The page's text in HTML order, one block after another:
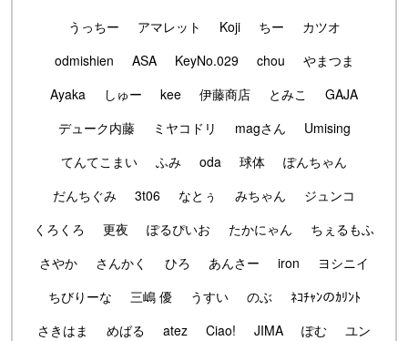
うっちー アマレット Koji ちー
カツオ
odmishien
ASA KeyNo.029 chou
やまつま
Ayaka
しゅー kee 伊藤商店 とみこ
GAJA
デューク内藤
ミヤコドリ magさん
Umising
てんてこまい
ふみ oda 球体
ぽんちゃん
だんちぐみ
3t06 なとぅ みちゃん
ジュンコ
くろくろ
更夜 ぽるぴいお たかにゃん
ちぇるもふ
さやか
さんかく ひろ あんさー iron
ヨシニイ
ちびりーな
三嶋 優 うすい のぶ
ﾈｺﾁｬﾝのｶﾘﾝﾄ
さきはま
めばる atez Ciao! JIMA ぽむ
ユン